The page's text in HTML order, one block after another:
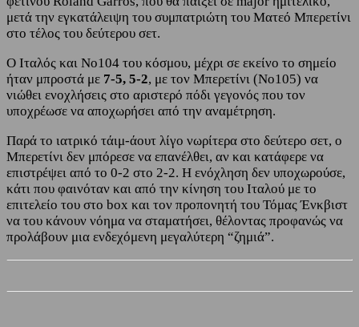
μετά την εγκατάλειψη του συμπατριώτη του Ματεό Μπερετίνι
στο τέλος του δεύτερου σετ.
Ο Ιταλός και Νο104 του κόσμου, μέχρι σε εκείνο το σημείο
ήταν μπροστά με 7-5, 5-2, με τον Μπερετίνι (Νο105) να
νιώθει ενοχλήσεις στο αριστερό πόδι γεγονός που τον
υποχρέωσε να αποχωρήσει από την αναμέτρηση.
Παρά το ιατρικό τάιμ-άουτ λίγο νωρίτερα στο δεύτερο σετ, ο
Μπερετίνι δεν μπόρεσε να επανέλθει, αν και κατάφερε να
επιστρέψει από το 0-2 στο 2-2. Η ενόχληση δεν υποχωρούσε,
κάτι που φαινόταν και από την κίνηση του Ιταλού με το
επιτελείο του στο box και τον προπονητή του Τόμας Ένκβιστ
να του κάνουν νόημα να σταματήσει, θέλοντας προφανώς να
προλάβουν μια ενδεχόμενη μεγαλύτερη “ζημιά”.